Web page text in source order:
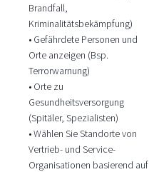
Brandfall,
Kriminalitätsbekämpfung)
• Gefährdete Personen und
Orte anzeigen (Bsp.
Terrorwarnung)
• Orte zu
Gesundheitsversorgung
(Spitäler, Spezialisten)
• Wählen Sie Standorte von
Vertrieb- und Service-
Organisationen basierend auf